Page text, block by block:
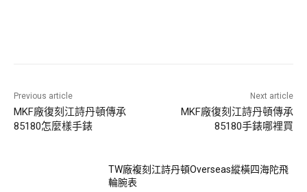
Previous article
MKF廠復刻江詩丹頓傳承
85180怎麼樣手錶
Next article
MKF廠復刻江詩丹頓傳承
85180手錶哪裡買
TW廠複刻江詩丹頓Overseas縱橫四海陀飛
輪腕表